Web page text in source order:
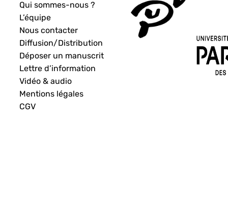
Qui sommes-nous ?
L’équipe
Nous contacter
Diffusion/Distribution
Déposer un manuscrit
Lettre d’information
Vidéo & audio
Mentions légales
CGV